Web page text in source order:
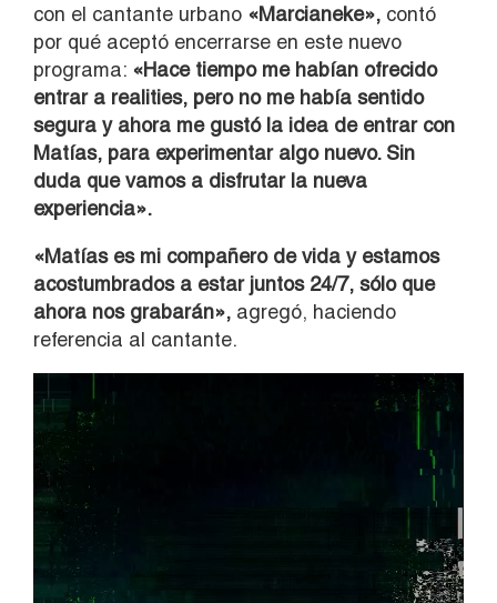
con el cantante urbano «Marcianeke», contó
por qué aceptó encerrarse en este nuevo
programa: «Hace tiempo me habían ofrecido
entrar a realities, pero no me había sentido
segura y ahora me gustó la idea de entrar con
Matías, para experimentar algo nuevo. Sin
duda que vamos a disfrutar la nueva
experiencia».
«Matías es mi compañero de vida y estamos
acostumbrados a estar juntos 24/7, sólo que
ahora nos grabarán», agregó, haciendo
referencia al cantante.
de
vídeo